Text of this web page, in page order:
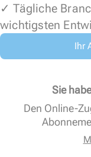
✓ Tägliche
wichtigsten
Ihr
Sie
Den Online-